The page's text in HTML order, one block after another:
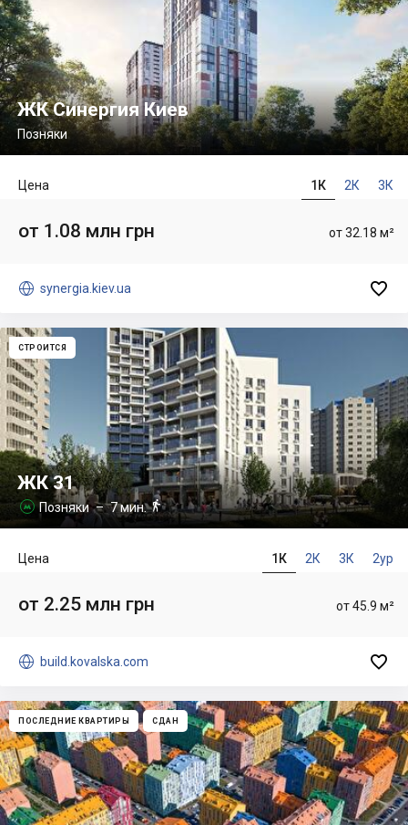
ЖК Синергия Киев
Позняки
1К 2К 3К
Цена
от 32.18 м²
от 1.08 млн грн
 synergia.kiev.ua 
СТРОИТСЯ
ЖК 31
 Позняки– 7 мин.
1К 2К 3К 2ур
Цена
от 45.9 м²
от 2.25 млн грн
 build.kovalska.com 
ПОСЛЕДНИЕ КВАРТИРЫ СДАН